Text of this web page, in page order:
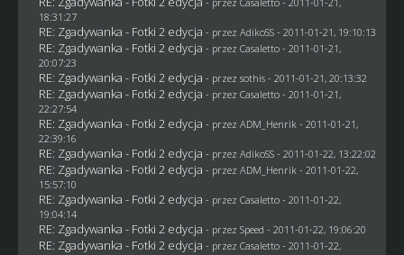
18:31:27
RE: Zgadywanka - Fotki 2 edycja - przez AdikoSS - 2011-01-21, 19:10:13
RE: Zgadywanka - Fotki 2 edycja - przez Casaletto- 2011-01-21,
20:07:23
RE: Zgadywanka - Fotki 2 edycja - przez sothis- 2011-01-21, 20:13:32
RE: Zgadywanka - Fotki 2 edycja - przez Casaletto- 2011-01-21,
22:27:54
RE: Zgadywanka - Fotki 2 edycja - przez ADM_Henrik - 2011-01-21,
22:39:16
RE: Zgadywanka - Fotki 2 edycja - przez AdikoSS - 2011-01-22, 13:22:02
RE: Zgadywanka - Fotki 2 edycja - przez ADM_Henrik - 2011-01-22,
15:57:10
RE: Zgadywanka - Fotki 2 edycja - przez Casaletto- 2011-01-22,
19:04:14
RE: Zgadywanka - Fotki 2 edycja - przez Speed - 2011-01-22, 19:06:20
RE: Zgadywanka - Fotki 2 edycja - przez Casaletto- 2011-01-22,